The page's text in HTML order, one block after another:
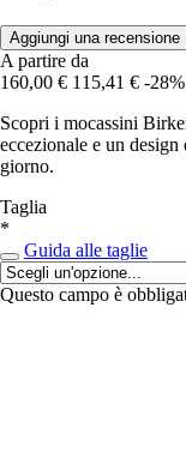
Aggiungi una recensione
A partire da
160,00 € 115,41 € -28%
Scopri i mocassini
eccezionale e un
giorno.
Taglia
*
Guida alle taglie
Questo campo è